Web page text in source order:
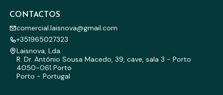
CONTACTOS
comercial.laisnova@gmail.com
+351965027323
Laisnova, Lda.
R. Dr. António Sousa Macedo, 39, cave, sala 3 - Porto
4050-061 Porto
Porto - Portugal